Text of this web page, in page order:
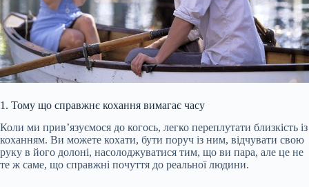
1. Тому що справжнє кохання вимагає часу
Коли ми прив’язуємося до когось, легко переплутати близкість із
коханням. Ви можете кохати, бути поруч із ним, відчувати свою
руку в його долоні, насолоджуватися тим, що ви пара, але це не
те ж саме, що справжні почуття до реальної людини.